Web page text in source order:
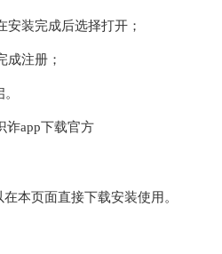
安装完成后选择打开；
成注册；
本页面直接下载安装使用。